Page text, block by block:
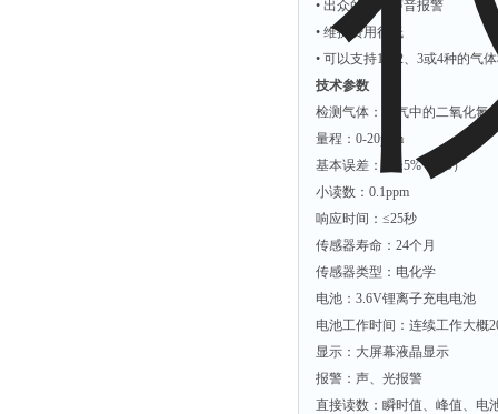
• 出众的音频声音报警
• 维护费用很低
• 可以支持1、2、3或4种的气
技术参数
检测气体：空气中的二氧化氮
量程：0-20ppm
基本误差：＜±5%（F.S）
小读数：0.1ppm
响应时间：≤25秒
传感器寿命：24个月
传感器类型：电化学
电池：3.6V锂离子充电电池
电池工作时间：连续工作大概
显示：大屏幕液晶显示
报警：声、光报警
直接读数：瞬时值、峰值、电